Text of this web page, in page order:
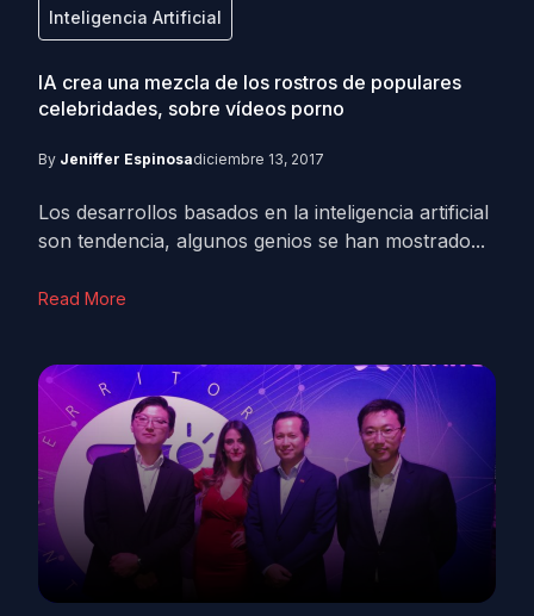
Inteligencia Artificial
IA crea una mezcla de los rostros de populares
celebridades, sobre vídeos porno
By Jeniffer Espinosadiciembre 13, 2017
Los desarrollos basados en la inteligencia artificial
son tendencia, algunos genios se han mostrado...
Read More